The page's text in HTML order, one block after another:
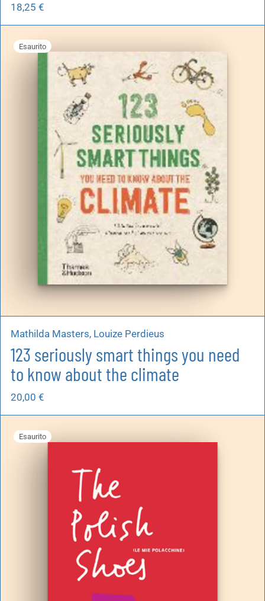
18,25 €
Esaurito
Mathilda Masters, Louize Perdieus
123 seriously smart things you need
to know about the climate
20,00 €
Esaurito